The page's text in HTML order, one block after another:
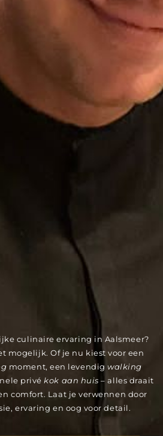
culinaire ervaring in Aalsmeer?
mogelijk. Of je nu kiest voor een
moment, een levendigwalking
privé kok aan huis – alles draait
comfort. Laat je verwennen door
ervaring en oog voor detail.